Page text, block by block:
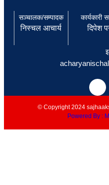
सञ्चालक/सम्पादक
निस्चल आचार्य
कार्यकारी
दिपेश
© Copyright 2024
Powered By :